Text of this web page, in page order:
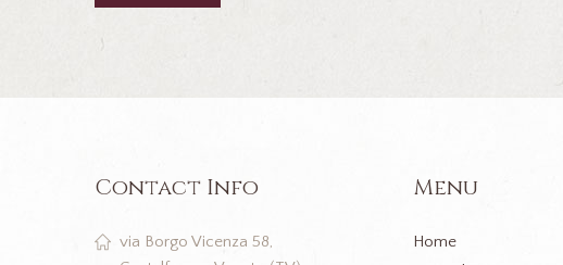
Contact Info
via Borgo Vicenza 58,
Menu
Home